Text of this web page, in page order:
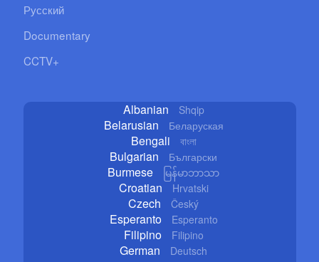
Русский
Documentary
CCTV+
Albanian Shqip
Belarusian Беларуская
Bengali বাংলা
Bulgarian Български
Burmese မြန်မာဘာသာ
Croatian Hrvatski
Czech Český
Esperanto Esperanto
Filipino Filipino
German Deutsch